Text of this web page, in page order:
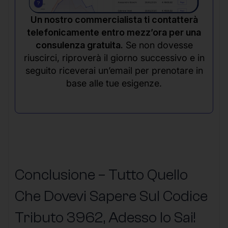
Un nostro commercialista ti contatterà
telefonicamente entro mezz’ora per una
consulenza gratuita. Se non dovesse
riuscirci, riproverà il giorno successivo e in
seguito riceverai un’email per prenotare in
base alle tue esigenze.
Conclusione – Tutto Quello
Che Dovevi Sapere Sul Codice
Tributo 3962, Adesso lo Sai!